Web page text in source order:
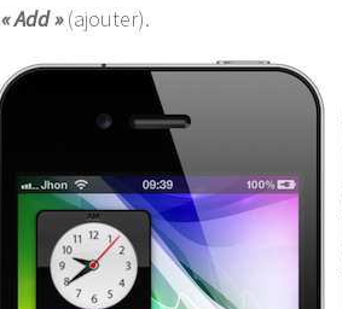
« Add »(ajouter).